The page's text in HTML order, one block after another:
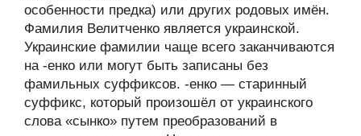
особенности предка) или других родовых имён.
Фамилия Велитченко является украинской.
Украинские фамилии чаще всего заканчиваются
на -енко или могут быть записаны без
фамильных суффиксов. -енко — старинный
суффикс, который произошёл от украинского
слова «сынко» путем преобразований в